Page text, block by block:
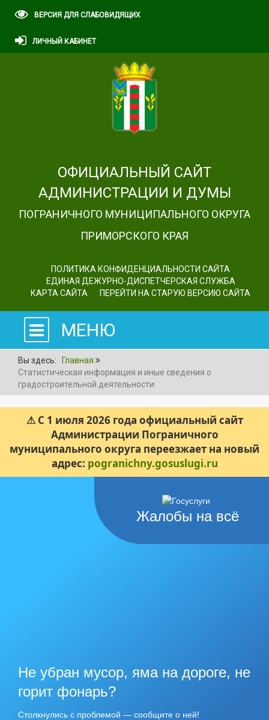
ВЕРСИЯ ДЛЯ СЛАБОВИДЯЩИХ
ЛИЧНЫЙ КАБИНЕТ
ОФИЦИАЛЬНЫЙ САЙТ
АДМИНИСТРАЦИИ И ДУМЫ
ПОГРАНИЧНОГО МУНИЦИПАЛЬНОГО ОКРУГА
ПРИМОРСКОГО КРАЯ
ПОЛИТИКА КОНФИДЕНЦИАЛЬНОСТИ САЙТА
ЕДИНАЯ ДЕЖУРНО-ДИСПЕТЧЕРСКАЯ СЛУЖБА
КАРТА САЙТА
ПЕРЕЙТИ НА СТАРУЮ ВЕРСИЮ САЙТА
МЕНЮ
Вы здесь:
Главная
Статистическая информация и иные сведения о
градостроительной деятельности
⚠ С 1 июля 2026 года официальный сайт
Администрации Пограничного
муниципального округа переезжает на новый
адрес: pogranichny.gosuslugi.ru
Жалобы на всё
Не убран мусор, яма на дороге, не
горит фонарь?
Столкнулись с проблемой — сообщите о ней!